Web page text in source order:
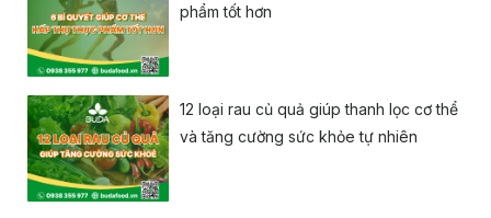
phẩm tốt hơn
12 loại rau củ quả giúp thanh lọc cơ thể
và tăng cường sức khỏe tự nhiên